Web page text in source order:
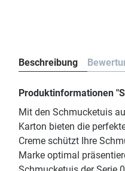
Beschreibung
Produktinformationen
Mit den Schmucketuis
Karton bieten die
Creme schützt Ihre
Marke optimal